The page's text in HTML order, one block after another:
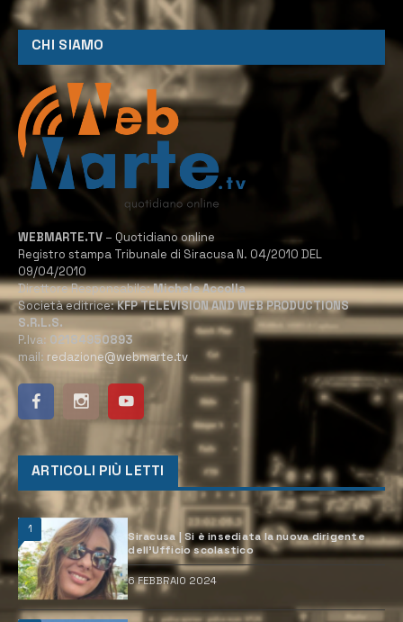
CHI SIAMO
WEBMARTE.TV – Quotidiano online
Registro stampa Tribunale di Siracusa N. 04/2010 DEL
09/04/2010
Direttore Responsabile:Michele Accolla
Società editrice:KFP TELEVISION AND WEB PRODUCTIONS
S.R.L.S.
P.Iva: 02184950893
mail: redazione@webmarte.tv
ARTICOLI PIÙ LETTI
1
Siracusa | Si è insediata la nuova dirigente
dell’Ufficio scolastico
6 FEBBRAIO 2024